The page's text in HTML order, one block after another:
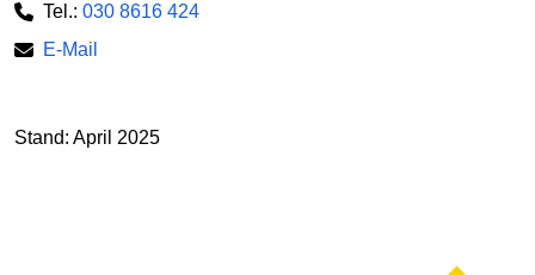
Tel.: 030 8616 424
E-Mail
Stand: April 2025